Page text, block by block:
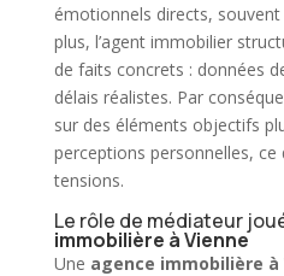
émotionnels directs,
plus, l’agent immobilier
de faits concrets : données
délais réalistes. Par
sur des éléments objectifs
perceptions personnelles,
tensions.
Le rôle de médiateur
immobilière à Vienne
Une agence immobilière à